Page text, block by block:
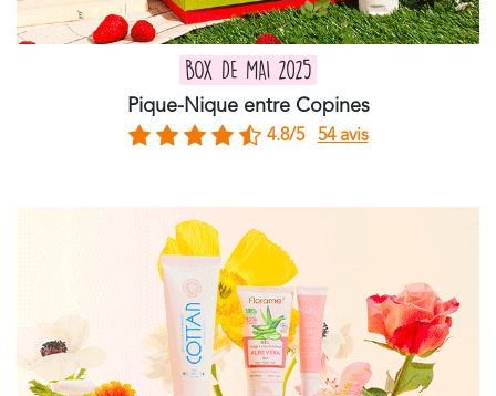
BOX DE MAI 2025
Pique-Nique entre Copines
4.8/5 54 avis